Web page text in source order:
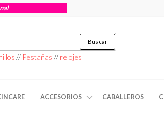
Buscar
// Pestañas // relojes
ACCESORIOS CABALLEROS